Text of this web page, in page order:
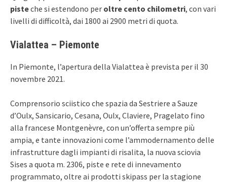
pisteche si estendono per oltre cento chilometri, con vari
livelli di difficoltà, dai 1800 ai 2900 metri di quota.
Vialattea – Piemonte
In Piemonte, l’apertura della Vialattea è prevista per il 30
novembre 2021.
Comprensorio sciistico che spazia da Sestriere a Sauze
d’Oulx, Sansicario, Cesana, Oulx, Claviere, Pragelato fino
alla francese Montgenèvre, con un’offerta sempre più
ampia, e tante innovazioni come l’ammodernamento delle
infrastrutture dagli impianti di risalita, la nuova sciovia
Sises a quota m. 2306, piste e rete di innevamento
programmato, oltre ai prodotti skipass per la stagione